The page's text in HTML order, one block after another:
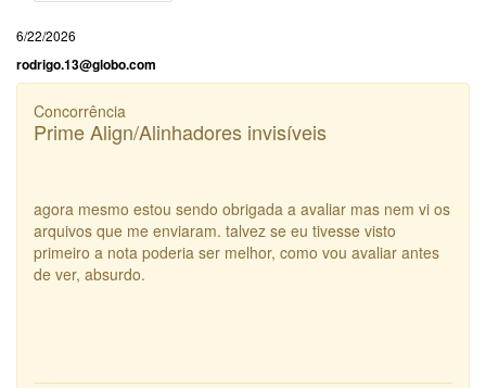
6/22/2026
rodrigo.13@globo.com
Concorrência
Prime Align/Alinhadores invisíveis
agora mesmo estou sendo obrigada a avaliar mas nem vi os
arquivos que me enviaram. talvez se eu tivesse visto
primeiro a nota poderia ser melhor, como vou avaliar antes
de ver, absurdo.